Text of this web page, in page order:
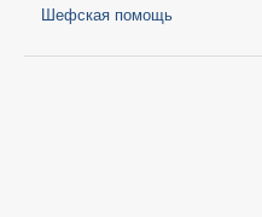
Шефская помощь